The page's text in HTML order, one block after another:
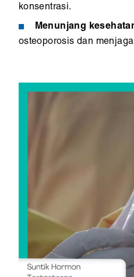
konsentrasi.
Menunjang
osteoporosis dan